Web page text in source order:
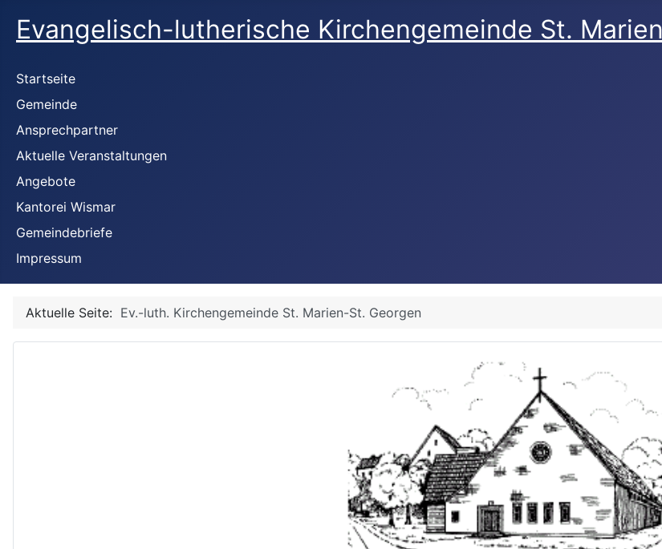
Evangelisch-lutherische Kirchengemeinde St.
Startseite
Gemeinde
Ansprechpartner
Aktuelle Veranstaltungen
Angebote
Kantorei Wismar
Gemeindebriefe
Impressum
Aktuelle Seite: Ev.-luth. Kirchengemeinde St. Marien-St. Georgen